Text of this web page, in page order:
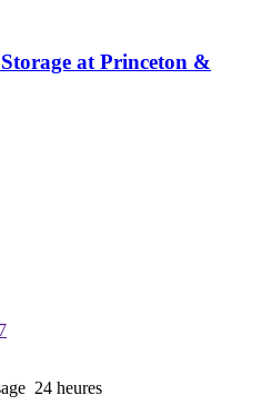
at Princeton &
24 heures